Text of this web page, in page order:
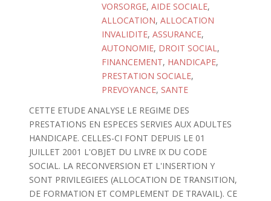
VORSORGE, AIDE SOCIALE,
ALLOCATION, ALLOCATION
INVALIDITE, ASSURANCE,
AUTONOMIE, DROIT SOCIAL,
FINANCEMENT, HANDICAPE,
PRESTATION SOCIALE,
PREVOYANCE, SANTE
CETTE ETUDE ANALYSE LE REGIME DES
PRESTATIONS EN ESPECES SERVIES AUX ADULTES
HANDICAPE. CELLES-CI FONT DEPUIS LE 01
JUILLET 2001 L'OBJET DU LIVRE IX DU CODE
SOCIAL. LA RECONVERSION ET L'INSERTION Y
SONT PRIVILEGIEES (ALLOCATION DE TRANSITION,
DE FORMATION ET COMPLEMENT DE TRAVAIL). CE